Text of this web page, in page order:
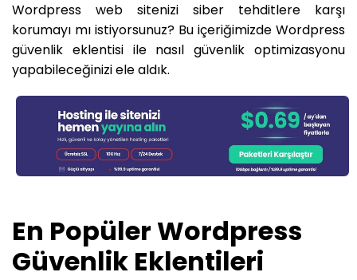
Wordpress web sitenizi siber tehditlere karşı
korumayı mı istiyorsunuz? Bu içeriğimizde Wordpress
güvenlik eklentisi ile nasıl güvenlik optimizasyonu
yapabileceğinizi ele aldık.
En Popüler Wordpress
Güvenlik Eklentileri